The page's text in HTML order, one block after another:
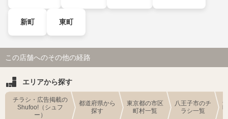
新町 東町
この店舗へのその他の経路
エリアから探す
チラシ・広告掲載の
Shufoo!（シュフ
ー）
都道府県から
探す
東京都の市区
町村一覧
八王子市のチ
ラシ一覧